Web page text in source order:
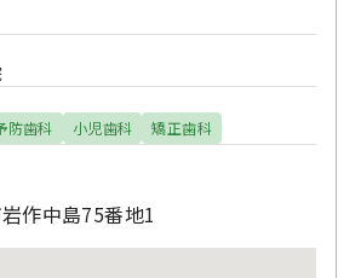
防歯科 小児歯科 矯正歯科
作中島75番地1